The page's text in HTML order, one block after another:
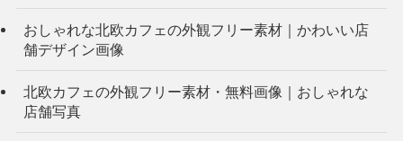
おしゃれな北欧カフェの外観フリー素材｜かわいい店
舗デザイン画像
北欧カフェの外観フリー素材・無料画像｜おしゃれな
店舗写真